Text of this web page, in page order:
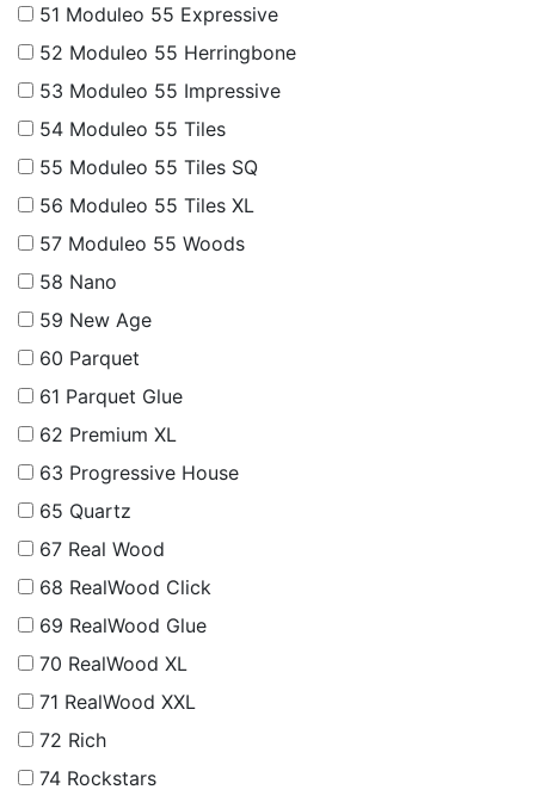
51 Moduleo 55 Expressive
52 Moduleo 55 Herringbone
53 Moduleo 55 Impressive
54 Moduleo 55 Tiles
55 Moduleo 55 Tiles SQ
56 Moduleo 55 Tiles XL
57 Moduleo 55 Woods
58 Nano
59 New Age
60 Parquet
61 Parquet Glue
62 Premium XL
63 Progressive House
65 Quartz
67 Real Wood
68 RealWood Click
69 RealWood Glue
70 RealWood XL
71 RealWood XXL
72 Rich
74 Rockstars